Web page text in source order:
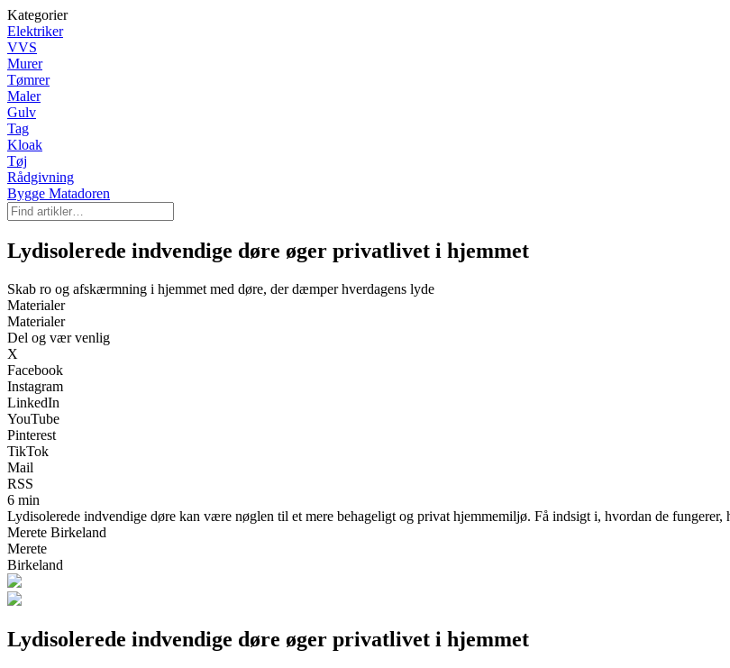
Kategorier
Elektriker
VVS
Murer
Tømrer
Maler
Gulv
Tag
Kloak
Tøj
Rådgivning
Bygge Matadoren
Lydisolerede indvendige døre øger privatlivet i hjemmet
Skab ro og afskærmning i hjemmet med døre, der dæmper hverdagens lyde
Materialer
Materialer
Del og vær venlig
X
Facebook
Instagram
LinkedIn
YouTube
Pinterest
TikTok
Mail
RSS
6 min
Lydisolerede indvendige døre kan være nøglen til et mere behageligt og privat hjemmemiljø. Få indsigt i, hvordan de
Merete Birkeland
Merete
Birkeland
Lydisolerede indvendige døre øger privatlivet i hjemmet